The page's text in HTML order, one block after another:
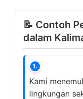
📝 Contoh
dalam
1.
Kami
lingkungan